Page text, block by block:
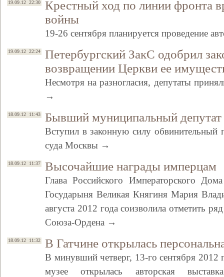
19.09.12 22:30
Крестный ход по линии фронта
войны
19-26 сентября планируется проведение
19.09.12 22:24
Петербургский ЗакС одобрил
возвращении Церкви ее
Несмотря на разногласия, депутаты
→
18.09.12 11:43 Бывший муниципальный
Вступил в законную силу обвинительный
суда Москвы →
18.09.12 11:37 Высочайшие награды имперцам
Глава Российского Императорского
Государыня Великая Княгиня Мария
августа 2012 года соизволила отметить
Союза-Ордена →
18.09.12 11:32 В Гатчине открылась
В минувший четверг, 13-го сентября 2012
музее открылась авторская